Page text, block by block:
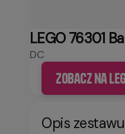
LEGO 76301
DC
Zobacz na
Opis zestawu